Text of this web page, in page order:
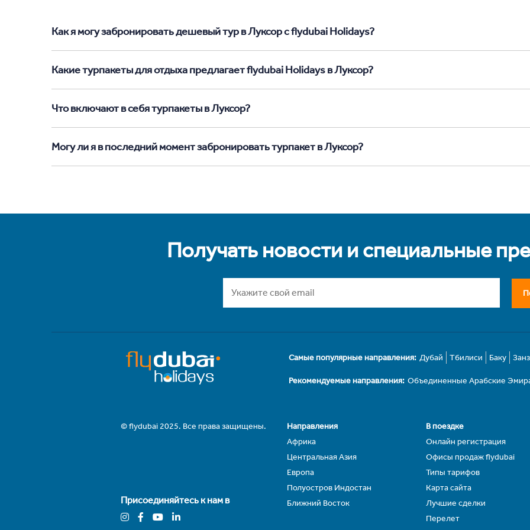
Как я могу забронировать дешевый тур в Луксор с flydubai Holidays?
Какие турпакеты для отдыха предлагает flydubai Holidays в Луксор?
Что включают в себя турпакеты в Луксор?
Могу ли я в последний момент забронировать турпакет в Луксор?
Получать новости и специальные
Самые популярные направления: Дубай Тбилиси Баку
Рекомендуемые направления: Объединенные Арабские
© flydubai 2025. Все права защищены.
Присоединяйтесь к нам в
Направления
Африка
Центральная Азия
Европа
Полуостров Индостан
Ближний Восток
В поездке
Онлайн регистрация
Офисы продаж flydubai
Типы тарифов
Карта сайта
Лучшие сделки
Перелет